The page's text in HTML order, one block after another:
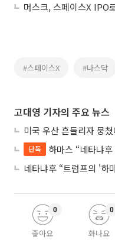
머스크, 스페이스X IPO
#스페이스X #나스닥
고대영 기자의 주요 뉴스
단독
하마스 “네타냐후
네타냐후 “트럼프의 '하
좋아요
0
화나요
0